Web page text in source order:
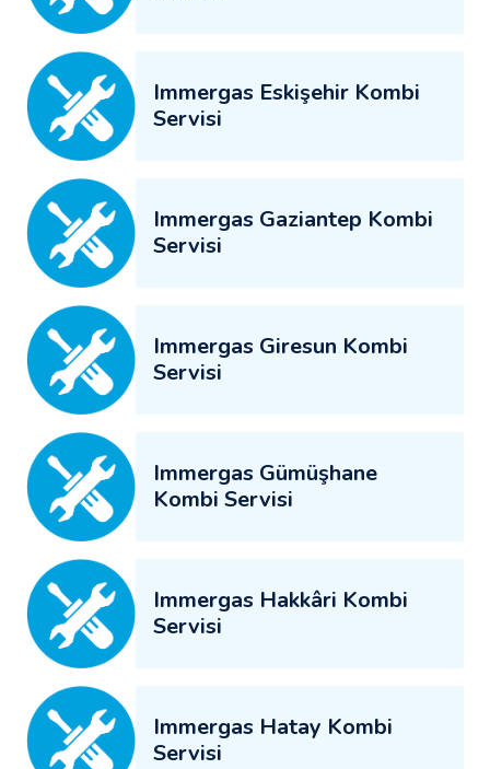
Immergas Eskişehir Kombi
Servisi
Immergas Gaziantep Kombi
Servisi
Immergas Giresun Kombi
Servisi
Immergas Gümüşhane
Kombi Servisi
Immergas Hakkâri Kombi
Servisi
Immergas Hatay Kombi
Servisi